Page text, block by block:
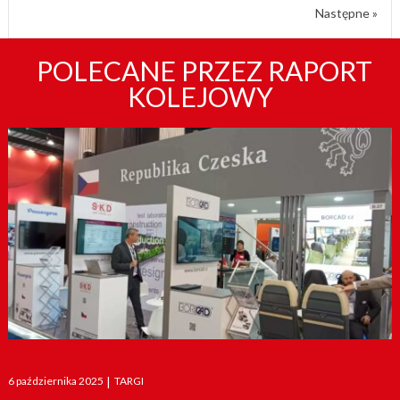
Następne »
POLECANE PRZEZ RAPORT
KOLEJOWY
Posted
on
6 października 2025 | TARGI